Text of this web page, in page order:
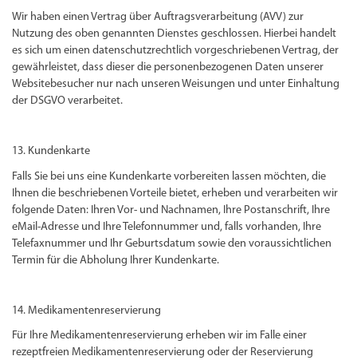
Wir haben einen Vertrag über Auftragsverarbeitung (AVV) zur
Nutzung des oben genannten Dienstes geschlossen. Hierbei handelt
es sich um einen datenschutzrechtlich vorgeschriebenen Vertrag, der
gewährleistet, dass dieser die personenbezogenen Daten unserer
Websitebesucher nur nach unseren Weisungen und unter Einhaltung
der DSGVO verarbeitet.
13. Kundenkarte
Falls Sie bei uns eine Kundenkarte vorbereiten lassen möchten, die
Ihnen die beschriebenen Vorteile bietet, erheben und verarbeiten wir
folgende Daten: Ihren Vor- und Nachnamen, Ihre Postanschrift, Ihre
eMail-Adresse und Ihre Telefonnummer und, falls vorhanden, Ihre
Telefaxnummer und Ihr Geburtsdatum sowie den voraussichtlichen
Termin für die Abholung Ihrer Kundenkarte.
14. Medikamentenreservierung
Für Ihre Medikamentenreservierung erheben wir im Falle einer
rezeptfreien Medikamentenreservierung oder der Reservierung